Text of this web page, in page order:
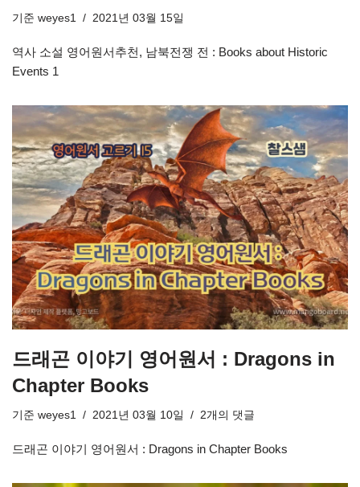
기준 weyes1 2021년 03월 15일
역사 소설 영어원서추천, 남북전쟁 전 : Books about Historic
Events 1
드래곤 이야기 영어원서 : Dragons in
Chapter Books
기준 weyes1 2021년 03월 10일 2개의 댓글
드래곤 이야기 영어원서 : Dragons in Chapter Books